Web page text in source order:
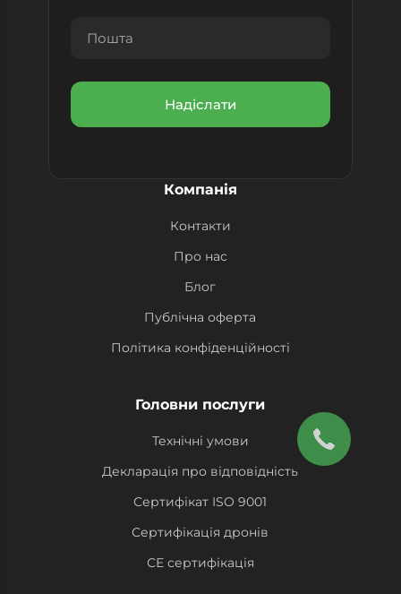
Компанія
Контакти
Про нас
Блог
Публічна оферта
Політика конфіденційності
Головни послуги
Технічні умови
Декларація про відповідність
Сертифікат ISO 9001
Сертифікація дронів
СЕ сертифікація